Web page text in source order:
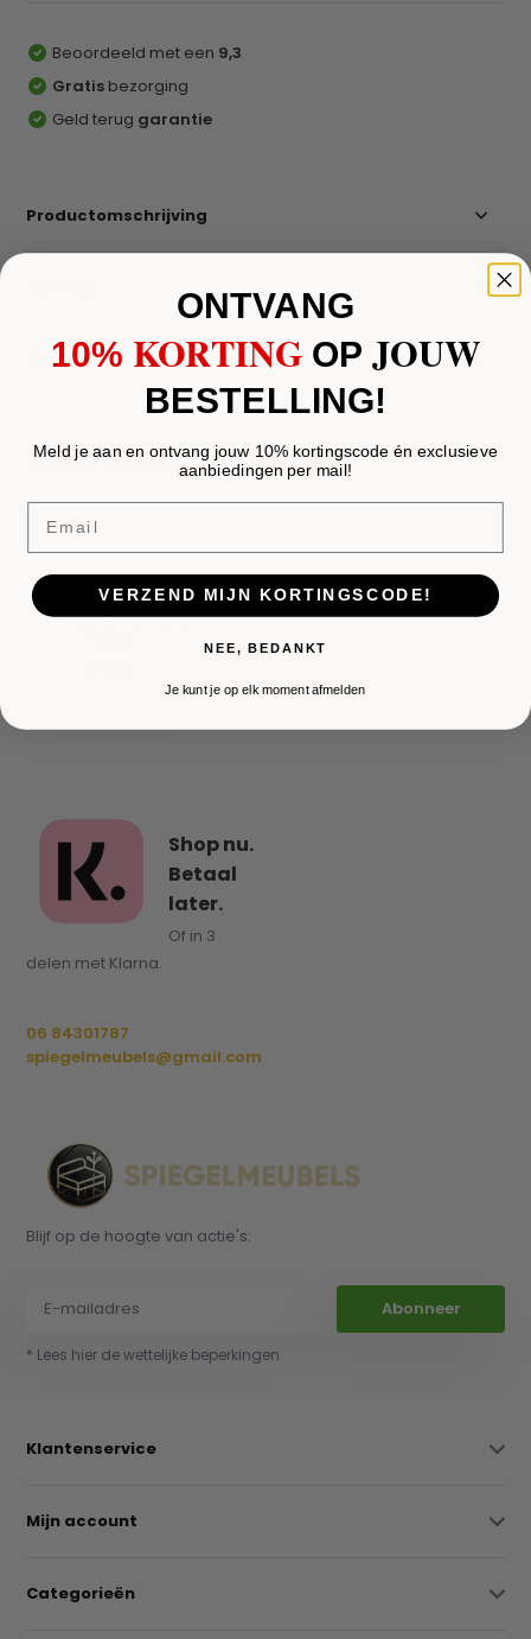
Beoordeeld met een 9,3
Gratis bezorging
Geld terug garantie
Productomschrijving
Delen
Recent bekeken
Tv meubel kast ayla
Shop nu.
Betaal
later.
Of in 3
delen met Klarna.
06 84301787
spiegelmeubels@gmail.com
Blijf op de hoogte van actie's:
Abonneer
* Lees hier de wettelijke beperkingen
Klantenservice
Mijn account
Categorieën
ONTVANG
10% KORTING OPJOUW
BESTELLING!
Meld je aan en ontvang jouw 10% kortingscode én exclusieve
aanbiedingen per mail!
Email
VERZEND MIJN KORTINGSCODE!
NEE, BEDANKT
Je kunt je op elk moment afmelden